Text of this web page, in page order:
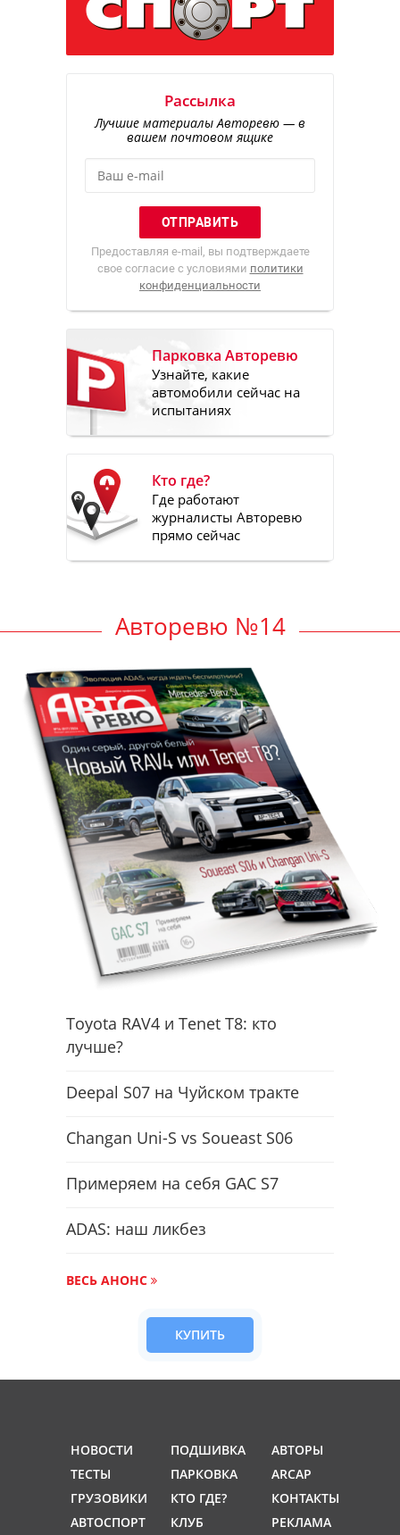
Рассылка
Лучшие материалы Авторевю — в
вашем почтовом ящике
Предоставляя e-mail, вы подтверждаете
свое согласие с условиями политики
конфиденциальности
Парковка Авторевю
Узнайте, какие
автомобили сейчас на
испытаниях
Кто где?
Где работают
журналисты Авторевю
прямо сейчас
Авторевю №14
Toyota RAV4 и Tenet T8: кто
лучше?
Deepal S07 на Чуйском тракте
Changan Uni-S vs Soueast S06
Примеряем на себя GAC S7
ADAS: наш ликбез
ВЕСЬ АНОНС
КУПИТЬ
НОВОСТИ
ТЕСТЫ
ГРУЗОВИКИ
АВТОСПОРТ
ПОДШИВКА
ПАРКОВКА
КТО ГДЕ?
КЛУБ
АВТОРЫ
ARCAP
КОНТАКТЫ
РЕКЛАМА